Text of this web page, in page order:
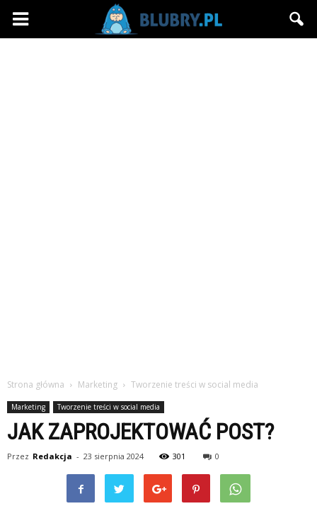
Blubry.pl
Strona główna Marketing Tworzenie treści w social media
Marketing Tworzenie treści w social media
JAK ZAPROJEKTOWAĆ POST?
Przez Redakcja - 23 sierpnia 2024 301 0